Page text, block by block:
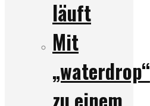
läuft
Mit
„waterdrop“